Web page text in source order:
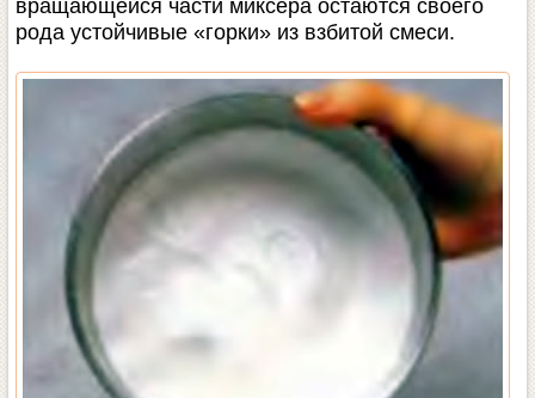
вращающейся части миксера остаются своего
рода устойчивые «горки» из взбитой смеси.